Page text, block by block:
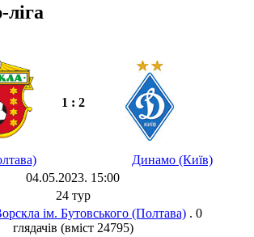
1 : 2
Динамо (Київ)
04.05.2023. 15:00
24 тур
ім. Бутовського (Полтава) . 0
глядачів (вміст 24795)